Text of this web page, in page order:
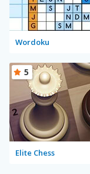
Wordoku
Elite Chess
5